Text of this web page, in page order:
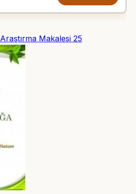
Araştırma Makalesi 25